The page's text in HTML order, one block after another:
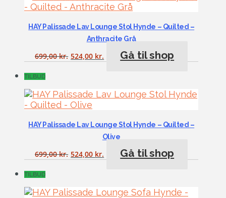
HAY Palissade Lav Lounge Stol Hynde – Quilted –
Anthracite Grå
699,00kr. 524,00 kr. Gå til shop
TILBUD
HAY Palissade Lav Lounge Stol Hynde – Quilted –
Olive
699,00kr. 524,00 kr. Gå til shop
TILBUD